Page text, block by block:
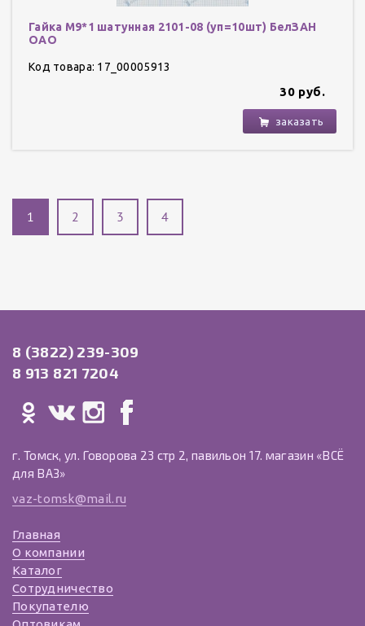
Гайка М9*1 шатунная 2101-08 (уп=10шт) БелЗАН
ОАО
Код товара: 17_00005913
30 руб.
заказать
1 2 3 4
8 (3822) 239-309
8 913 821 7204
г. Томск, ул. Говорова 23 стр 2, павильон 17. магазин «ВСЁ
для ВАЗ»
vaz-tomsk@mail.ru
Главная
О компании
Каталог
Сотрудничество
Покупателю